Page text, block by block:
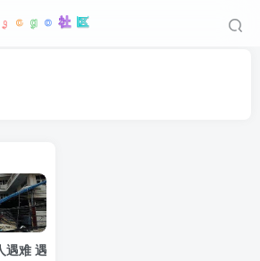
难 遇难人数或超3000人